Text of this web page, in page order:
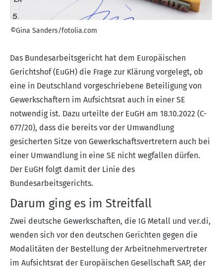
©Gina Sanders/fotolia.com
Das Bundesarbeitsgericht hat dem Europäischen
Gerichtshof (EuGH) die Frage zur Klärung vorgelegt, ob
eine in Deutschland vorgeschriebene Beteiligung von
Gewerkschaftern im Aufsichtsrat auch in einer SE
notwendig ist. Dazu urteilte der EuGH am 18.10.2022 (C-
677/20), dass die bereits vor der Umwandlung
gesicherten Sitze von Gewerkschaftsvertretern auch bei
einer Umwandlung in eine SE nicht wegfallen dürfen.
Der EuGH folgt damit der Linie des
Bundesarbeitsgerichts.
Darum ging es im Streitfall
Zwei deutsche Gewerkschaften, die IG Metall und ver.di,
wenden sich vor den deutschen Gerichten gegen die
Modalitäten der Bestellung der Arbeitnehmervertreter
im Aufsichtsrat der Europäischen Gesellschaft SAP, der